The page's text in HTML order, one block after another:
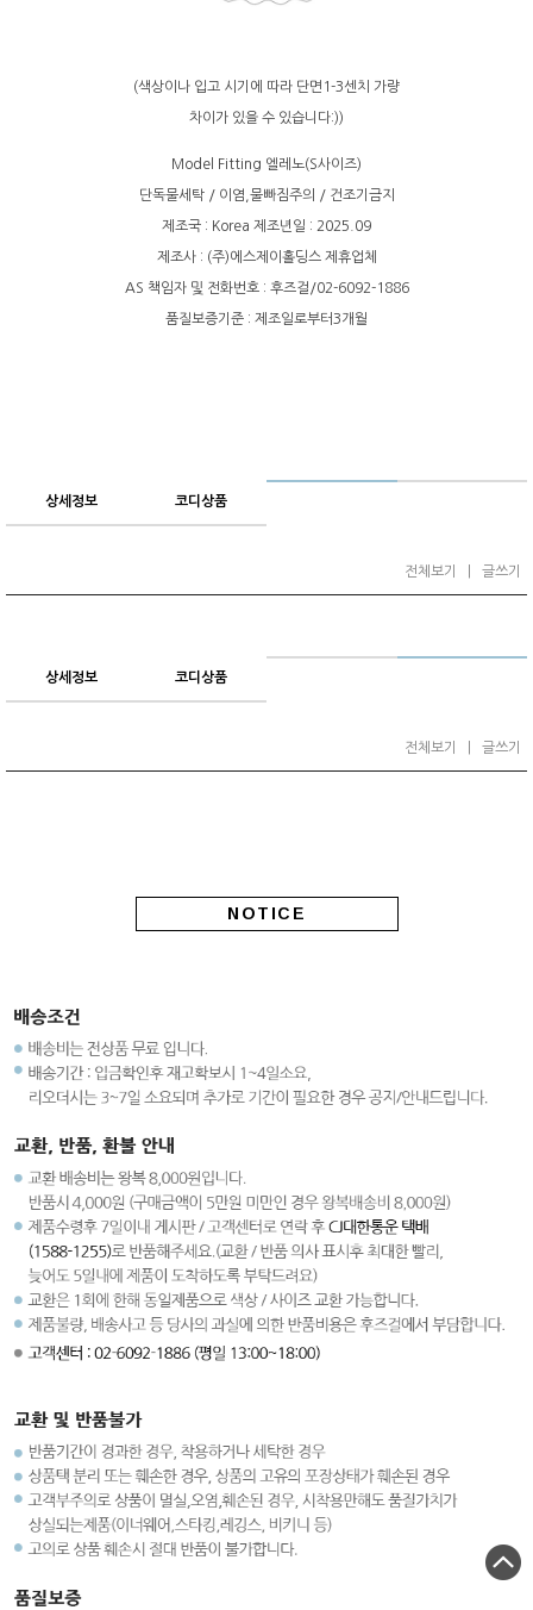
(색상이나 입고 시기에 따라 단면1-3센치 가량
차이가 있을 수 있습니다:))
Model Fitting 엘레노(S사이즈)
단독물세탁 / 이염,물빠짐주의 / 건조기금지
제조국 : Korea 제조년일 : 2025.09
제조사 : (주)에스제이홀딩스 제휴업체
AS 책임자 및 전화번호 : 후즈걸/02-6092-1886
품질보증기준 : 제조일로부터3개월
상세정보 코디상품
전체보기 글쓰기
상세정보 코디상품
전체보기 글쓰기
NOTICE